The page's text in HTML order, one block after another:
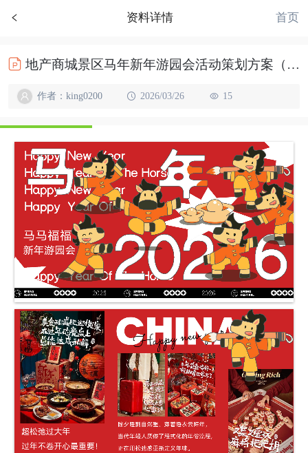
资料详情 首页
地产商城景区马年新年游园会活动策划方案（马马福福过大年主题）
作者：king0200 2026/03/26 15